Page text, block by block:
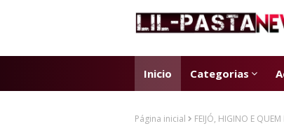
Inicio Categorias
Página inicial FEIJÓ, HIGINO E